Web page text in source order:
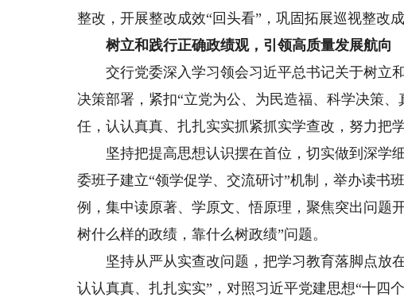
整改，开展整改成效“回头看”，巩固拓展巡视整改
树立和践行正确政绩观，引领高质量发展航向
交行党委深入学习领会习近平总书记关于树立
决策部署，紧扣“立党为公、为民造福、科学决策
任，认认真真、扎扎实实抓紧抓实学查改，努力把
坚持把提高思想认识摆在首位，切实做到深学
委班子建立“领学促学、交流研讨”机制，举办读书
例，集中读原著、学原文、悟原理，聚焦突出问题
树什么样的政绩，靠什么树政绩”问题。
坚持从严从实查改问题，把学习教育落脚点放
认认真真、扎扎实实”，对照习近平党建思想“十四